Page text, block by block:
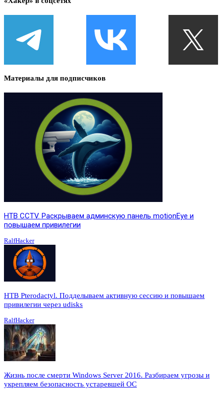
Материалы для подписчиков
HTB CCTV. Раскрываем админскую панель motionEye и
повышаем привилегии
RalfHacker
HTB Pterodactyl. Подделываем активную сессию и повышаем
привилегии через udisks
RalfHacker
Жизнь после смерти Windows Server 2016. Разбираем угрозы и
укрепляем безопасность устаревшей ОС